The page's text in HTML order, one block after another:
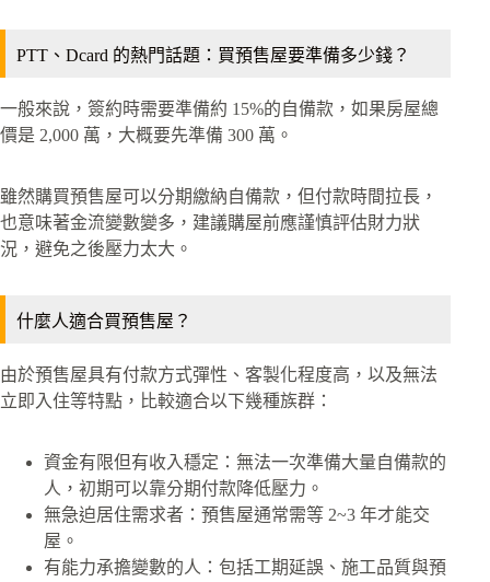
PTT、Dcard 的熱門話題：買預售屋要準備多少錢？
一般來說，簽約時需要準備約 15%的自備款，如果房屋總
價是 2,000 萬，大概要先準備 300 萬。
雖然購買預售屋可以分期繳納自備款，但付款時間拉長，
也意味著金流變數變多，建議購屋前應謹慎評估財力狀
況，避免之後壓力太大。
什麼人適合買預售屋？
由於預售屋具有付款方式彈性、客製化程度高，以及無法
立即入住等特點，比較適合以下幾種族群：
資金有限但有收入穩定：無法一次準備大量自備款的
人，初期可以靠分期付款降低壓力。
無急迫居住需求者：預售屋通常需等 2~3 年才能交
屋。
有能力承擔變數的人：包括工期延誤、施工品質與預